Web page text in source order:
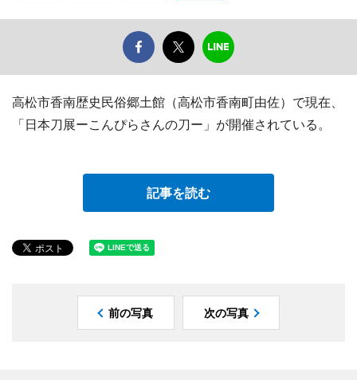
高松市香南歴史民俗郷土館（高松市香南町由佐）で現在、
「日本刀展ーこんぴらさんの刀ー」が開催されている。
記事を読む
前の写真 次の写真